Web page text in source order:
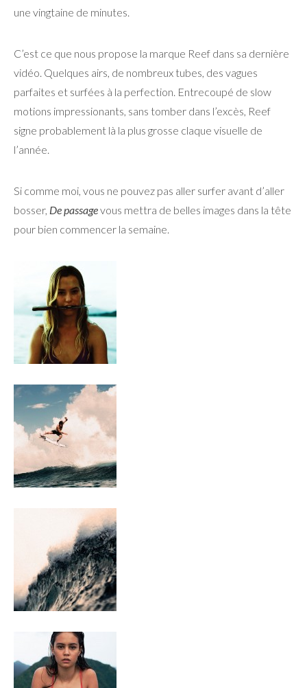
une vingtaine de minutes.
C’est ce que nous propose la marque Reef dans sa dernière
vidéo. Quelques airs, de nombreux tubes, des vagues
parfaites et surfées à la perfection. Entrecoupé de slow
motions impressionants, sans tomber dans l’excès, Reef
signe probablement là la plus grosse claque visuelle de
l’année.
Si comme moi, vous ne pouvez pas aller surfer avant d’aller
bosser, De passagevous mettra de belles images dans la tête
pour bien commencer la semaine.